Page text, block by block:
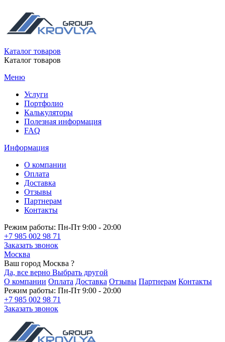
Каталог товаров
Каталог товаров
Меню
Услуги
Портфолио
Калькуляторы
Полезная информация
FAQ
Информация
О компании
Оплата
Доставка
Отзывы
Партнерам
Контакты
Режим работы: Пн-Пт 9:00 - 20:00
+7 985 002 98 71
Заказать звонок
Москва
Ваш город Москва ?
Да, все верно Выбрать другой
О компании Оплата Доставка Отзывы Партнерам Контакты
Режим работы: Пн-Пт 9:00 - 20:00
+7 985 002 98 71
Заказать звонок